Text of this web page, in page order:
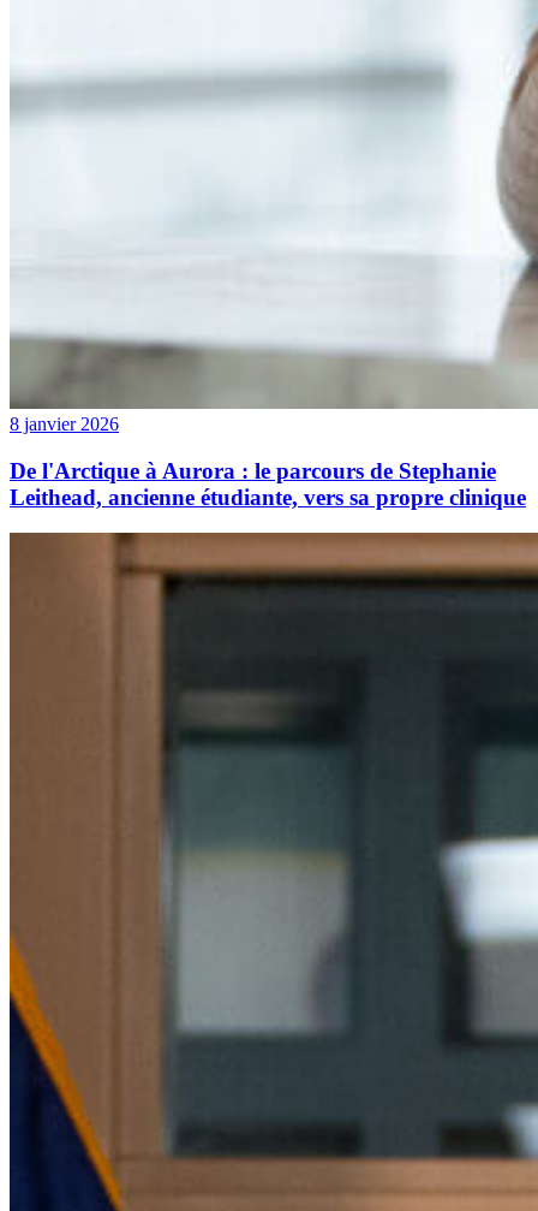
8 janvier 2026
De l'Arctique à Aurora : le parcours de Stephanie
Leithead, ancienne étudiante, vers sa propre clinique